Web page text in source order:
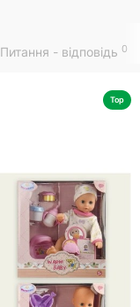
Питання - відповідь 0
Top